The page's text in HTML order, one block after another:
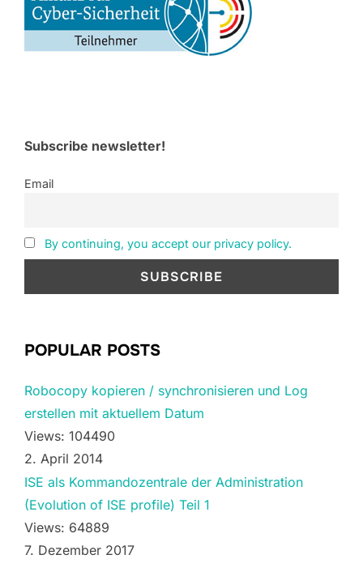
Subscribe newsletter!
Email
By continuing, you accept our privacy policy.
POPULAR POSTS
Robocopy kopieren / synchronisieren und Log
erstellen mit aktuellem Datum
Views: 104490
2. April 2014
ISE als Kommandozentrale der Administration
(Evolution of ISE profile) Teil 1
Views: 64889
7. Dezember 2017